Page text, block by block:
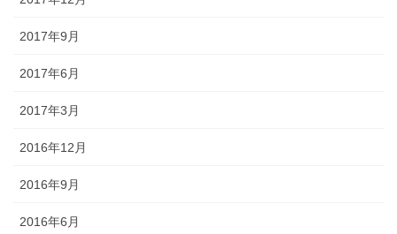
2017年9月
2017年6月
2017年3月
2016年12月
2016年9月
2016年6月